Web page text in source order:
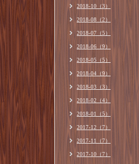
2018-10（3）
2018-08（2）
2018-07（5）
2018-06（9）
2018-05（5）
2018-04（9）
2018-03（3）
2018-02（4）
2018-01（5）
2017-12（7）
2017-11（7）
2017-10（7）